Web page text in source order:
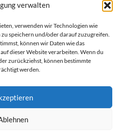
verwalten
verwenden wir Technologien wie
speichern und/oder darauf zuzugreifen.
können wir Daten wie das
dieser Website verarbeiten. Wenn du
zurückziehst, können bestimmte
werden.
(EU)